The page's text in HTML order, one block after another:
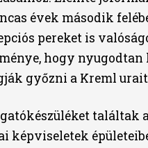
évek második
pereket is
hogy
győzni a Kreml
találtak